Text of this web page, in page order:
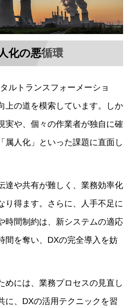
化の悪循環
ルトランスフォーメーショ
上の道を模索しています。しか
実や、個々の作業者が独自に確
属人化」といった課題に直面し
達や共有が難しく、業務効率化
り得ます。さらに、人手不足に
時間制約は、新システムの適応
間を奪い、DXの完全導入を妨
めには、業務プロセスの見直し
に、DXの活用テクニックを習